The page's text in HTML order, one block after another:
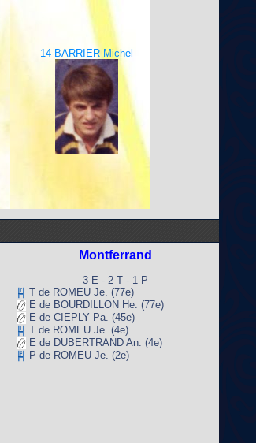
14-BARRIER Michel
Montferrand
3 E - 2 T - 1 P
T de ROMEU Je. (77e)
E de BOURDILLON He. (77e)
E de CIEPLY Pa. (45e)
T de ROMEU Je. (4e)
E de DUBERTRAND An. (4e)
P de ROMEU Je. (2e)